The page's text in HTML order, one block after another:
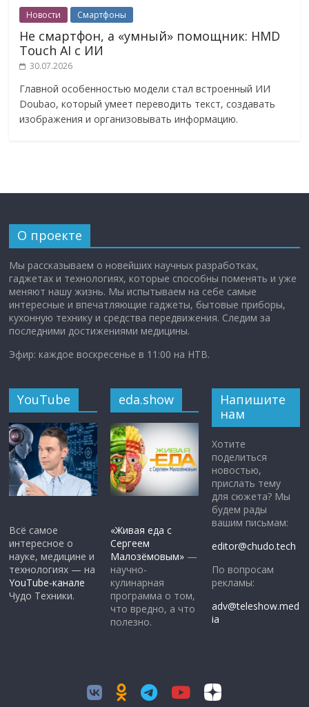
Новости Смартфоны
Не смартфон, а «умный» помощник: HMD
Touch AI с ИИ
30.07.2026
Главной особенностью модели стал встроенный ИИ
Doubao, который умеет переводить текст, создавать
изображения и организовывать информацию.
О проекте
Мы рассказываем о новейших научных разработках,
гаджетах и технологиях, которые способны поменять и уже
меняют нашу жизнь. Мы испытываем на себе самые
интересные и впечатляющие гаджеты, бытовые приборы,
кухонную технику и средства передвижения. Следим за
последними достижениями медицины.
Эфир: каждое воскресенье в 11:00 на НТВ.
YouTube
Всё самое
интересное о
науке, медицине и
технологиях — на
YouTube-канале
Чудо Техники.
eda.show
«Живая еда с
Сергеем
Малозёмовым» —
научно-
кулинарная
программа о том,
что вредно, а что
полезно.
Напишите
нам
Хотите
поделиться
новостью,
прислать тему
для сюжета? Мы
будем рады
вашим письмам:
editor@chudo.tech
По вопросам
рекламы:
adv@teleshow.med
ia